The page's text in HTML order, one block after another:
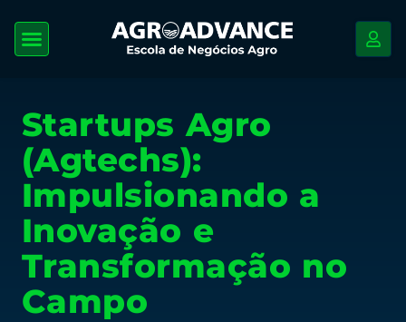
Startups Agro
(Agtechs):
Impulsionando a
Inovação e
Transformação no
Campo